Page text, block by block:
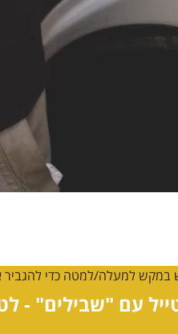
למעלה/למטה כדי להגביר
עם "שבילים" -